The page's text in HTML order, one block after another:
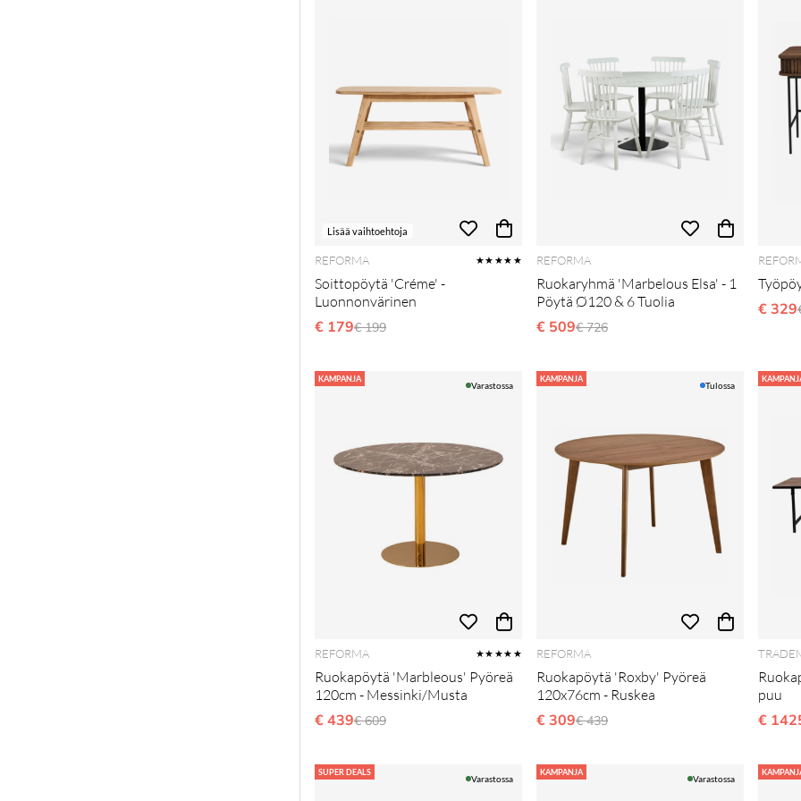
Lisää vaihtoehtoja
REFORMA ★★★★★
Soittopöytä 'Créme' -
Luonnonvärinen
€ 179Normaali hinta
€ 199
REFORMA
Ruokaryhmä 'Marbelous Elsa' - 1
Pöytä Ø120 & 6 Tuolia
€ 509Normaali hinta
€ 726
€ 329
KAMPANJA
Varastossa
REFORMA ★★★★★
Ruokapöytä 'Marbleous' Pyöreä
120cm - Messinki/Musta
€ 439Normaali hinta
€ 609
KAMPANJA
Tulossa
REFORMA
Ruokapöytä 'Roxby' Pyöreä
120x76cm - Ruskea
€ 309Normaali hinta
€ 439
puu
€
SUPER DEALS
Varastossa
KAMPANJA
Varastossa